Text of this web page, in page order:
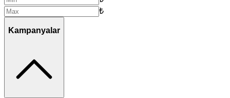
₺
Kampanyalar